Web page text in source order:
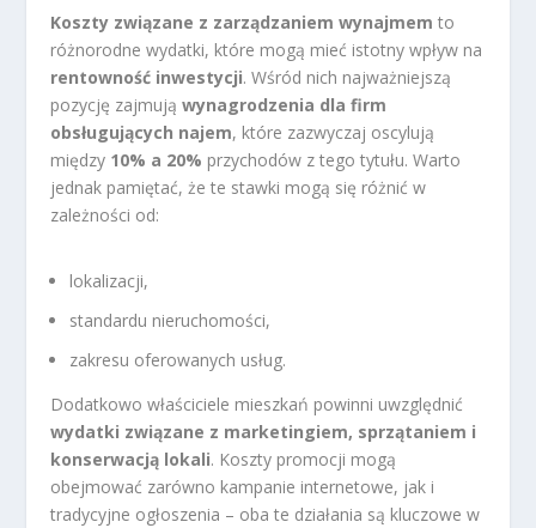
Koszty związane z zarządzaniem wynajmem to
różnorodne wydatki, które mogą mieć istotny wpływ na
rentowność inwestycji. Wśród nich najważniejszą
pozycję zajmująwynagrodzenia dla firm
obsługujących najem, które zazwyczaj oscylują
między 10% a 20% przychodów z tego tytułu. Warto
jednak pamiętać, że te stawki mogą się różnić w
zależności od:
lokalizacji,
standardu nieruchomości,
zakresu oferowanych usług.
Dodatkowo właściciele mieszkań powinni uwzględnić
wydatki związane z marketingiem, sprzątaniem i
konserwacją lokali. Koszty promocji mogą
obejmować zarówno kampanie internetowe, jak i
tradycyjne ogłoszenia – oba te działania są kluczowe w